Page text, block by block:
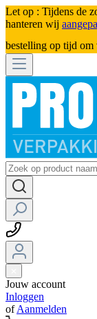
Let op : Tijdens de
hanteren wij
bestelling op tijd om
Jouw account
Inloggen
ofAanmelden